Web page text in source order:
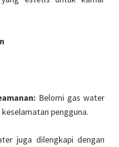
Belomi gas water
pengguna.
juga dilengkapi dengan